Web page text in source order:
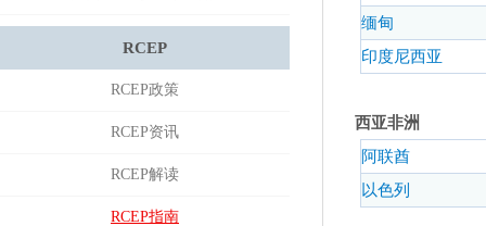
RCEP
RCEP政策
RCEP资讯
RCEP解读
RCEP指南
缅甸
印度尼西亚
西亚非洲
阿联酋
以色列